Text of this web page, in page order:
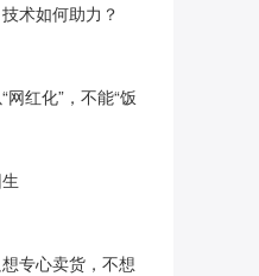
术如何助力？
红化”，不能“饭
专心卖货，不想